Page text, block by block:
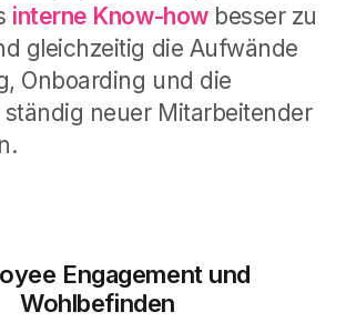
interne Know-howbesser zu
gleichzeitig die Aufwände
Onboarding und die
ständig neuer Mitarbeitender
Engagement und
Wohlbefinden